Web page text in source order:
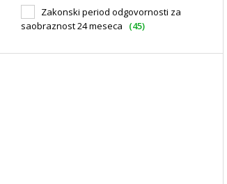
Zakonski period odgovornosti za
saobraznost 24 meseca
(45)